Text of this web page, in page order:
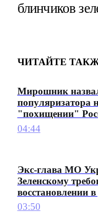
блинчиков
ЧИТАЙТЕ
Мирошник
популяризатора
"похищении"
04:44
Экс-глава МО
Зеленскому
восстановлении
03:50